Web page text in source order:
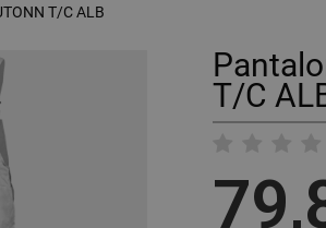
T/C ALB
T/C